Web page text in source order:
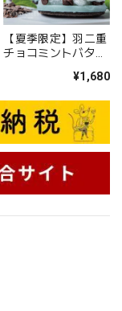
【夏季限定】羽二重
チョコミントバター
¥1,680